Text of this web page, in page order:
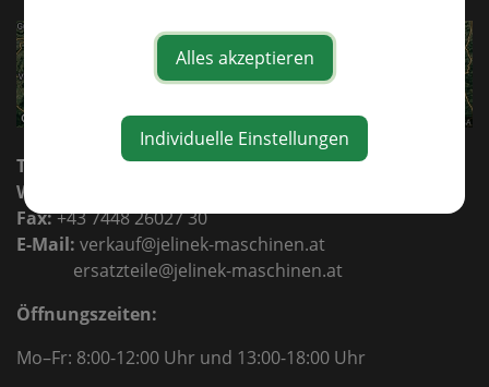
Tel.:
+43 7448 26027
Whatsapp.:
Fax:+43 7448 26027 30
E-Mail: verkauf@jelinek-maschinen.at
ersatzteile@jelinek-maschinen.at
Öffnungszeiten:
Mo–Fr: 8:00-12:00 Uhr und 13:00-18:00 Uhr
Alles akzeptieren
Individuelle Einstellungen